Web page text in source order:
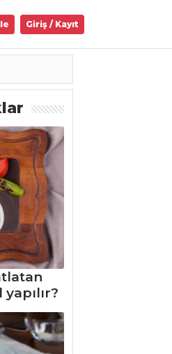
Giriş / Kayıt